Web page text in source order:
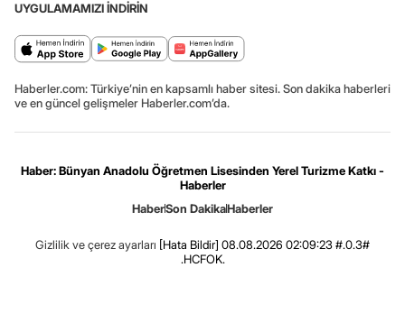
UYGULAMAMIZI İNDİRİN
Haberler.com: Türkiye’nin en kapsamlı haber sitesi. Son dakika haberleri
ve en güncel gelişmeler Haberler.com’da.
Haber: Bünyan Anadolu Öğretmen Lisesinden Yerel Turizme Katkı -
Haberler
HaberSon DakikaHaberler
Gizlilik ve çerez ayarları [Hata Bildir] 08.08.2026 02:09:23 #.0.3#
.HCFOK.